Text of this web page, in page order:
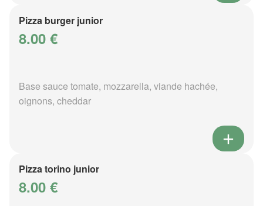
Pizza burger junior
8.00 €
Base sauce tomate, mozzarella, viande hachée,
oignons, cheddar
Pizza torino junior
8.00 €